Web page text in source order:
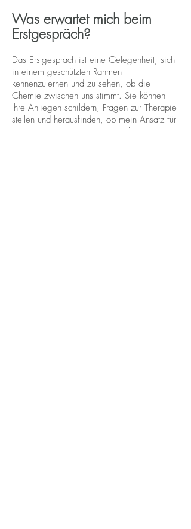
Was erwartet mich beim
Erstgespräch?
Das Erstgespräch ist eine Gelegenheit, sich
in einem geschützten Rahmen
kennenzulernen und zu sehen, ob die
Chemie zwischen uns stimmt. Sie können
Ihre Anliegen schildern, Fragen zur Therapie
stellen und herausfinden, ob mein Ansatz für
Sie passt. Gemeinsam besprechen wir,